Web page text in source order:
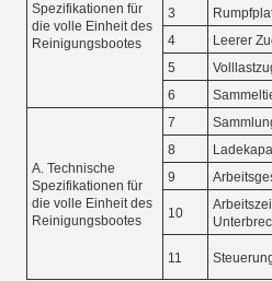
Spezifikationen für
die volle Einheit des
Reinigungsbootes
3
4
Leerer
5
6
A. Technische
Spezifikationen für
die volle Einheit des
Reinigungsbootes
7
8
9
10
11